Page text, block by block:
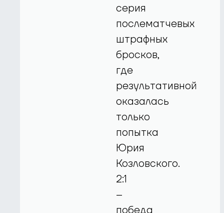
серия
послематчевых
штрафных
бросков,
где
результативной
оказалась
только
попытка
Юрия
Козловского.
2:1
–
победа